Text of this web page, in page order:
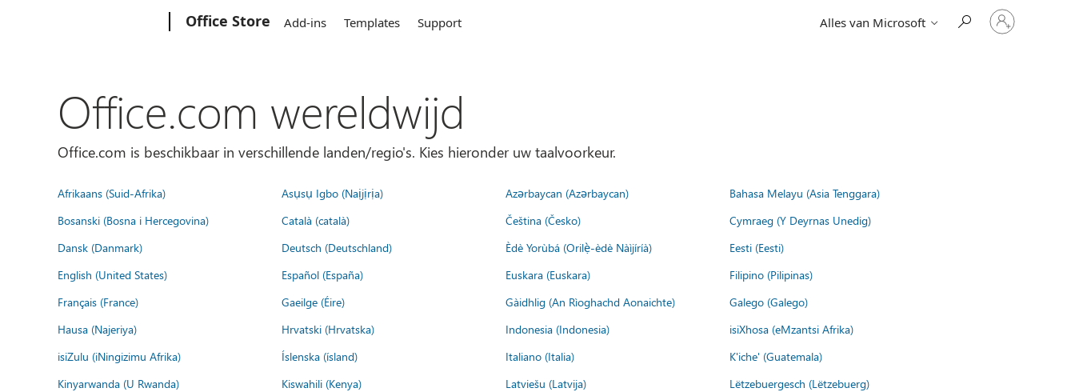
Office Store Add-ins Templates Support Alles van Microsoft
Meld
je
aan
Office.com wereldwijd
Office.com is beschikbaar in verschillende landen/regio's. Kies hieronder uw taalvoorkeur.
Afrikaans (Suid-Afrika) Asụsụ Igbo (Naịjịrịa) Azərbaycan (Azərbaycan)
Bahasa Melayu (Asia Tenggara)
Bosanski (Bosna i Hercegovina)
Català (català) Čeština (Česko)
Cymraeg (Y Deyrnas Unedig)
Dansk (Danmark)
Deutsch (Deutschland) Èdè Yorùbá (Orilẹ̀-èdè Nàìjíríà)
Eesti (Eesti)
English (United States)
Español (España) Euskara (Euskara)
Filipino (Pilipinas)
Français (France)
Gaeilge (Éire) Gàidhlig (An Rìoghachd Aonaichte)
Galego (Galego)
Hausa (Najeriya)
Hrvatski (Hrvatska) Indonesia (Indonesia)
isiXhosa (eMzantsi Afrika)
isiZulu (iNingizimu Afrika)
Íslenska (ísland) Italiano (Italia)
K'iche' (Guatemala)
Kinyarwanda (U Rwanda)
Kiswahili (Kenya) Latviešu (Latvija)
Lëtzebuergesch (Lëtzebuerg)